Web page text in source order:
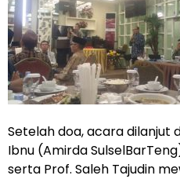
Setelah doa, acara dilanjut
Ibnu (Amirda
serta Prof. Saleh Tajudin